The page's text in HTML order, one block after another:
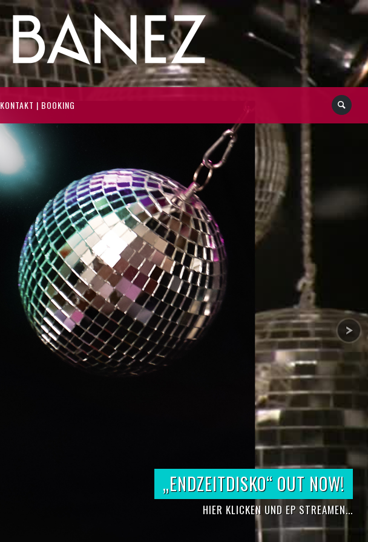
KONTAKT | BOOKING
„ENDZEITDISKO“ OUT NOW!
HIER KLICKEN UND EP STREAMEN...
„ENTFREUNDE DICH“ OUT NOW!
HIER KLICKEN FÜRS VIDEO...
HANIKA STRAUB BANEZ
HIER KLICKEN UND ALBUM BESTELLEN...